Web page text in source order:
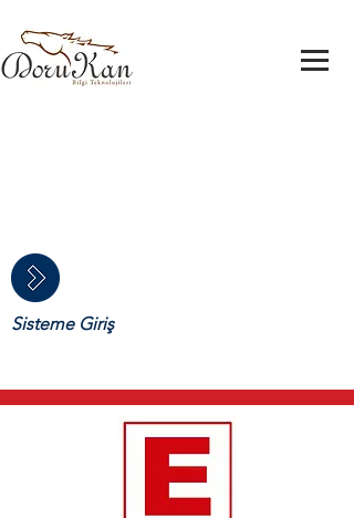
Sisteme Giriş